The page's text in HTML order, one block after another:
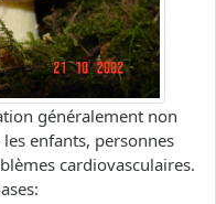
généralement non
enfants, personnes
cardiovasculaires.